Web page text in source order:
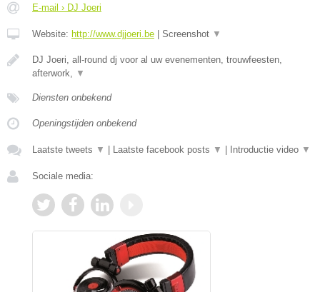
E-mail › DJ Joeri
Website: http://www.djjoeri.be | Screenshot ▼
DJ Joeri, all-round dj voor al uw evenementen, trouwfeesten,
afterwork,
▼
Diensten onbekend
Openingstijden onbekend
Laatste tweets ▼ | Laatste facebook posts ▼ | Introductie video ▼
Sociale media: